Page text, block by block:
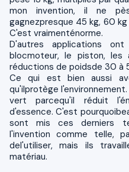
mon invention, il ne
gagnezpresque 45 kg, 60
C'est vraimenténorme.
D'autres applications
blocmoteur, le piston, les
réductions de poidsde 30
Ce qui est bien aussi
qu'ilprotège
vert parcequ'il réduit
d'essence. C'est
sont mis ces derniers
l'invention comme telle,
del'utiliser, mais ils
matériau.